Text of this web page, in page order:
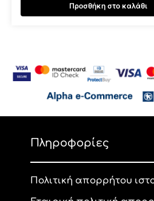
Προσθήκη στο καλάθι
Πληροφορίες
Πολιτική απορρήτου